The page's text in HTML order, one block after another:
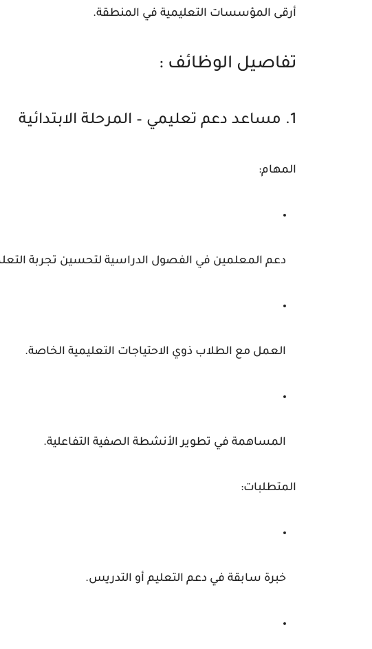
أرقى المؤسسات التعليمية في المنطقة.
تفاصيل الوظائف :
1. مساعد دعم تعليمي – المرحلة الابتدائية
المهام:
دعم المعلمين في الفصول الدراسية لتحسين تجربة
العمل مع الطلاب ذوي الاحتياجات التعليمية الخاصة.
المساهمة في تطوير الأنشطة الصفية التفاعلية.
المتطلبات:
خبرة سابقة في دعم التعليم أو التدريس.